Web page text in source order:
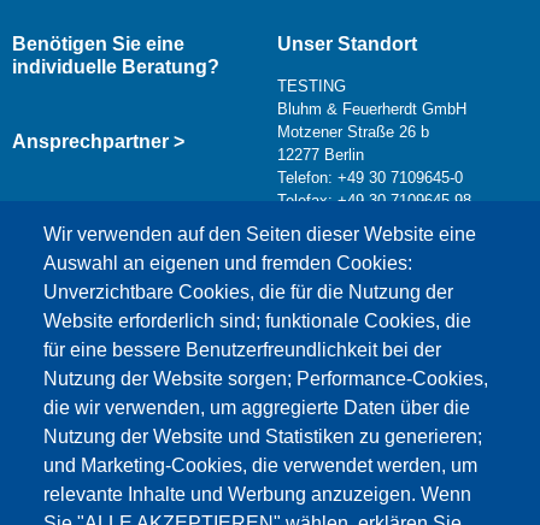
Wir verwenden auf den Seiten dieser Website eine
Auswahl an eigenen und fremden Cookies:
Unverzichtbare Cookies, die für die Nutzung der
Website erforderlich sind; funktionale Cookies, die
für eine bessere Benutzerfreundlichkeit bei der
Nutzung der Website sorgen; Performance-Cookies,
die wir verwenden, um aggregierte Daten über die
Nutzung der Website und Statistiken zu generieren;
und Marketing-Cookies, die verwendet werden, um
relevante Inhalte und Werbung anzuzeigen. Wenn
Benötigen Sie eine
individuelle Beratung?
Ansprechpartner >
Unser Standort
TESTING
Bluhm & Feuerherdt GmbH
Motzener Straße 26 b
12277 Berlin
Telefon: +49 30 7109645-0
Telefax: +49 30 7109645-98
info@testing.de
Dieser Inhalt ist blockiert, da die Google Maps
Cookies nicht akzeptiert wurden.
NUR DIE GOOGLE MAPS COOKIES